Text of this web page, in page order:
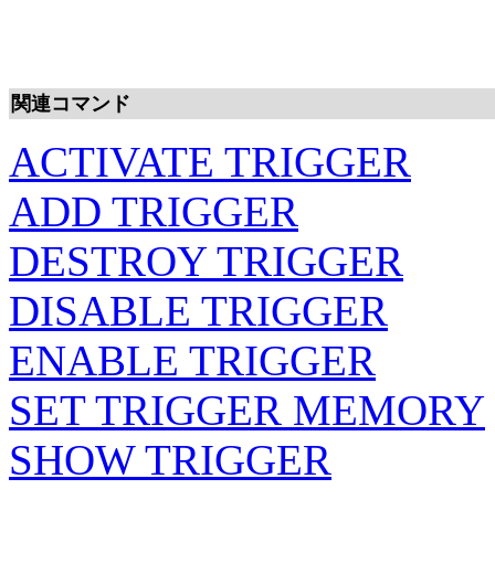
関連コマンド
ACTIVATE TRIGGER
ADD TRIGGER
DESTROY TRIGGER
DISABLE TRIGGER
ENABLE TRIGGER
SET TRIGGER MEMORY
SHOW TRIGGER